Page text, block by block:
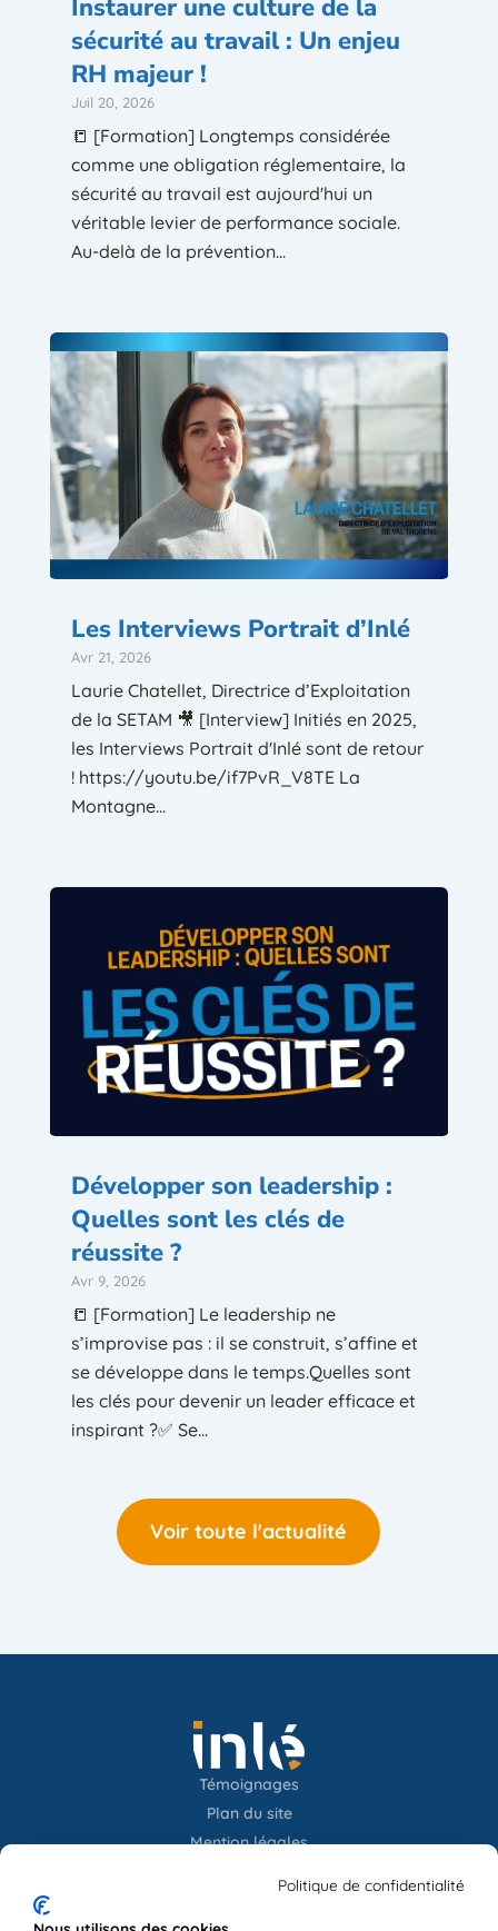
Instaurer une culture de la
sécurité au travail : Un enjeu
RH majeur !
Juil 20, 2026
📒 [Formation] Longtemps considérée
comme une obligation réglementaire, la
sécurité au travail est aujourd'hui un
véritable levier de performance sociale.
Au-delà de la prévention...
Les Interviews Portrait d’Inlé
Avr 21, 2026
Laurie Chatellet, Directrice d’Exploitation
de la SETAM 🎥 [Interview] Initiés en 2025,
les Interviews Portrait d'Inlé sont de retour
! https://youtu.be/if7PvR_V8TE La
Montagne...
Développer son leadership :
Quelles sont les clés de
réussite ?
Avr 9, 2026
📒 [Formation] Le leadership ne
s’improvise pas : il se construit, s’affine et
se développe dans le temps.Quelles sont
les clés pour devenir un leader efficace et
inspirant ?✅ Se...
Voir toute l'actualité
Témoignages
Plan du site
Mention légales
Newsletter
Politique de confidentialité